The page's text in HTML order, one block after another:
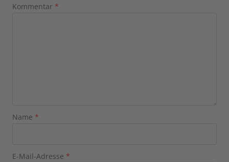
Kommentar *
Name *
E-Mail-Adresse *